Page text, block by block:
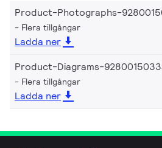
Product-Photographs-
Flera tillgångar
Ladda ner
Product-Diagrams-
Flera tillgångar
Ladda ner